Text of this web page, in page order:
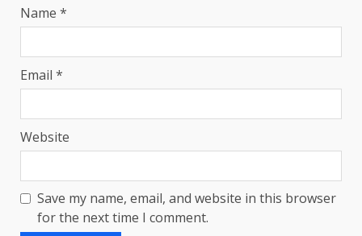
Name *
Email *
Website
Save my name, email, and website in this browser
for the next time I comment.